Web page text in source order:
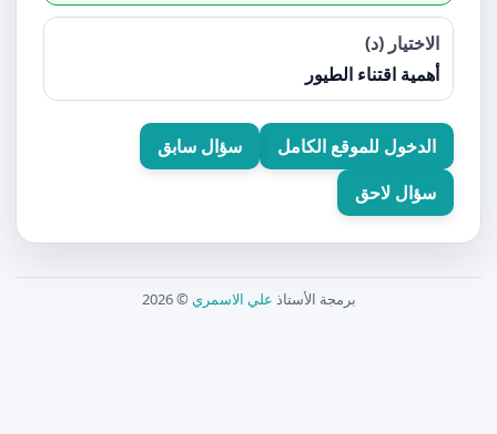
الاختيار (د)
أهمية اقتناء الطيور
الدخول للموقع الكامل
سؤال سابق
سؤال لاحق
برمجة الأستاذ علي الاسمري © 2026